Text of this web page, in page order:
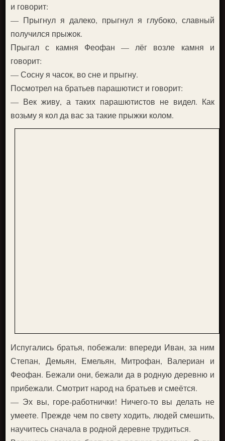
и говорит:
— Прыгнул я далеко, прыгнул я глубоко, славный
получился прыжок.
Прыгал с камня Феофан — лёг возле камня и
говорит:
— Сосну я часок, во сне и прыгну.
Посмотрел на братьев парашютист и говорит:
— Век живу, а таких парашютистов не видел. Как
возьму я кол да вас за такие прыжки колом.
Испугались братья, побежали: впереди Иван, за ним
Степан, Демьян, Емельян, Митрофан, Валериан и
Феофан. Бежали они, бежали да в родную деревню и
прибежали. Смотрит народ на братьев и смеётся.
— Эх вы, горе-работнички! Ничего-то вы делать не
умеете. Прежде чем по свету ходить, людей смешить,
научитесь сначала в родной деревне трудиться.